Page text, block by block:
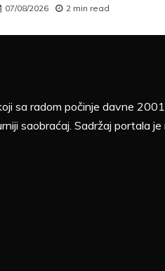
07/08/2026 2 min read
sa radom počinje davne
saobraćaj. Sadržaj portala